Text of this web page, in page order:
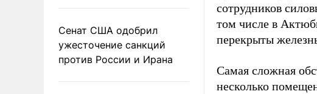
Сенат США одобрил
ужесточение санкций
против России и Ирана
сотрудников
том числе в
перекрыты
Самая сложная
несколько